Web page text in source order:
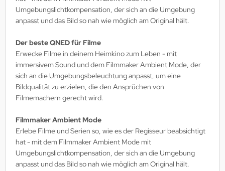
Umgebungslichtkompensation, der sich an die Umgebung
anpasst und das Bild so nah wie möglich am Original hält.
Der beste QNED für Filme
Erwecke Filme in deinem Heimkino zum Leben - mit
immersivem Sound und dem Filmmaker Ambient Mode, der
sich an die Umgebungsbeleuchtung anpasst, um eine
Bildqualität zu erzielen, die den Ansprüchen von
Filmemachern gerecht wird.
Filmmaker Ambient Mode
Erlebe Filme und Serien so, wie es der Regisseur beabsichtigt
hat - mit dem Filmmaker Ambient Mode mit
Umgebungslichtkompensation, der sich an die Umgebung
anpasst und das Bild so nah wie möglich am Original hält.